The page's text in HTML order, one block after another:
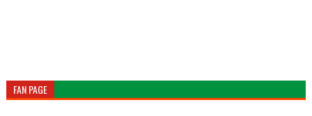
FAN PAGE